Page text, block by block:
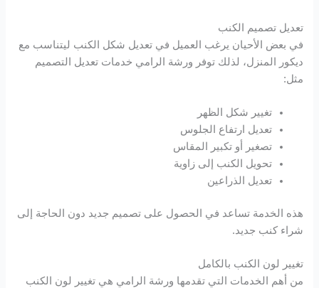
تعديل تصميم الكنب
في بعض الأحيان يرغب العميل في تعديل شكل الكنب ليتناسب مع
ديكور المنزل، لذلك توفر ورشة الرامي خدمات تعديل التصميم
مثل:
تغيير شكل الظهر
تعديل ارتفاع الجلوس
تصغير أو تكبير المقاس
تحويل الكنب إلى زاوية
تعديل الذراعين
هذه الخدمة تساعد في الحصول على تصميم جديد دون الحاجة إلى
شراء كنب جديد.
تغيير لون الكنب بالكامل
من أهم الخدمات التي تقدمها ورشة الرامي هي تغيير لون الكنب